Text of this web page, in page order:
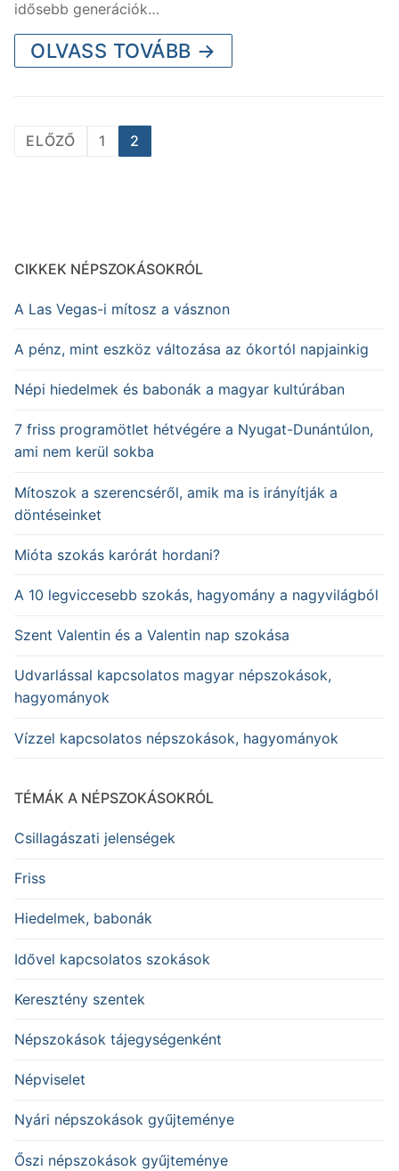
idősebb generációk…
OLVASS TOVÁBB →
Bejegyzések
ELŐZŐ 1 2
CIKKEK NÉPSZOKÁSOKRÓL
A Las Vegas-i mítosz a vásznon
A pénz, mint eszköz változása az ókortól napjainkig
Népi hiedelmek és babonák a magyar kultúrában
7 friss programötlet hétvégére a Nyugat-Dunántúlon,
ami nem kerül sokba
Mítoszok a szerencséről, amik ma is irányítják a
döntéseinket
Mióta szokás karórát hordani?
A 10 legviccesebb szokás, hagyomány a nagyvilágból
Szent Valentin és a Valentin nap szokása
Udvarlással kapcsolatos magyar népszokások,
hagyományok
Vízzel kapcsolatos népszokások, hagyományok
TÉMÁK A NÉPSZOKÁSOKRÓL
Csillagászati jelenségek
Friss
Hiedelmek, babonák
Idővel kapcsolatos szokások
Keresztény szentek
Népszokások tájegységenként
Népviselet
Nyári népszokások gyűjteménye
Őszi népszokások gyűjteménye